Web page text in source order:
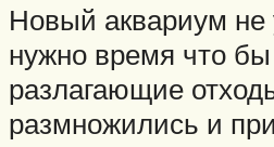
Новый аквариум не
нужно время что бы
разлагающие
размножились и